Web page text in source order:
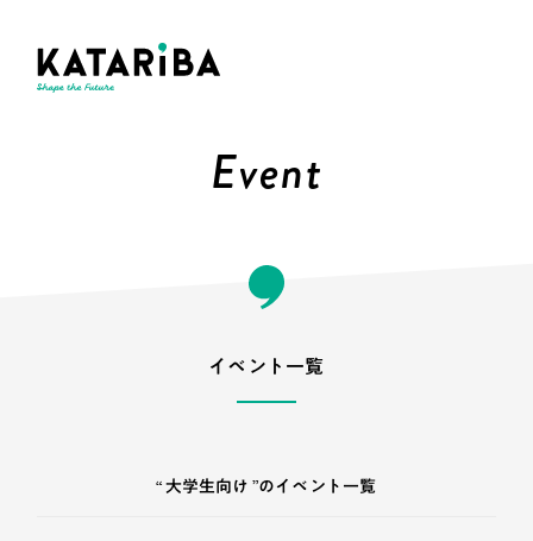
Event
イベント一覧
“ 大学生向け ”のイベント一覧